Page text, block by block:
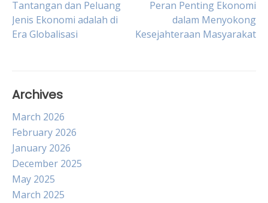
Post
navigation
Tantangan dan Peluang
Jenis Ekonomi adalah di
Era Globalisasi
Peran Penting Ekonomi
dalam Menyokong
Kesejahteraan Masyarakat
Archives
March 2026
February 2026
January 2026
December 2025
May 2025
March 2025